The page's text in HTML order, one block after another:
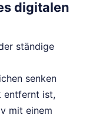
digitalen
ständige
senken
entfernt ist,
mit einem